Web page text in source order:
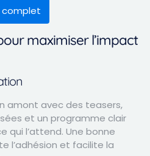
complet
maximiser l’impact
amont avec des teasers,
et un programme clair
qui l’attend. Une bonne
l’adhésion et facilite la